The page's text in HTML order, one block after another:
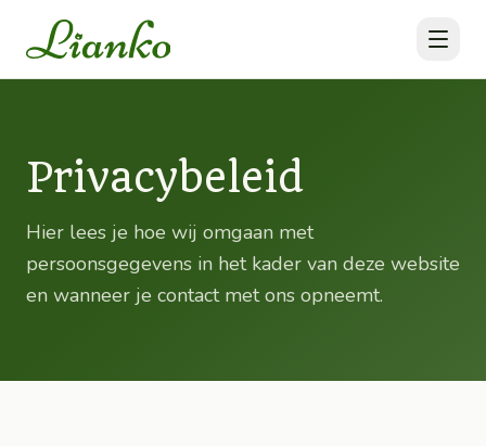
Privacybeleid
Hier lees je hoe wij omgaan met
persoonsgegevens in het kader van deze website
en wanneer je contact met ons opneemt.